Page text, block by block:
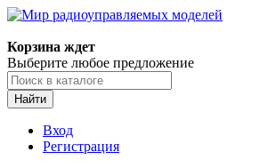
Корзина ждет
Выберите любое предложение
Найти
Вход
Регистрация